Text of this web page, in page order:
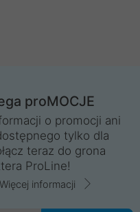
proMOCJE
o promocji ani
tylko dla
teraz do grona
ProLine!
Więcej informacji